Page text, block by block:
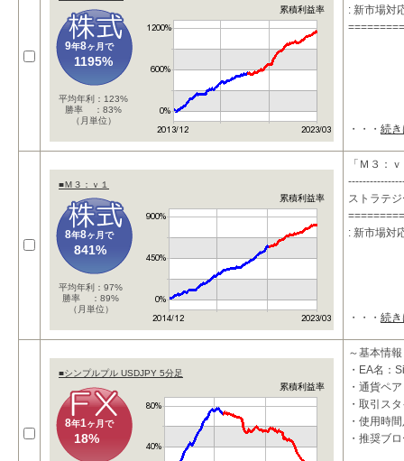
累積利益率
9年8ヶ月で
1195%
平均年利：123%
勝率 ：83%
（月単位）
: 新市場対
・・・ 続
■Ｍ３：ｖ１
累積利益率
8年8ヶ月で
841%
平均年利：97%
勝率 ：89%
（月単位）
「Ｍ３：
ストラテ
: 新市場対
・・・ 続
■シンプルプル USDJPY 5分足
累積利益率
8年1ヶ月で
18%
～基本情
・EA名：
・通貨ペ
・取引ス
・使用時
・推奨ブ